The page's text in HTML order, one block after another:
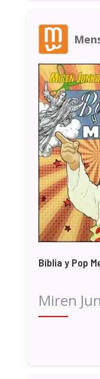
Biblia y Pop
Miren